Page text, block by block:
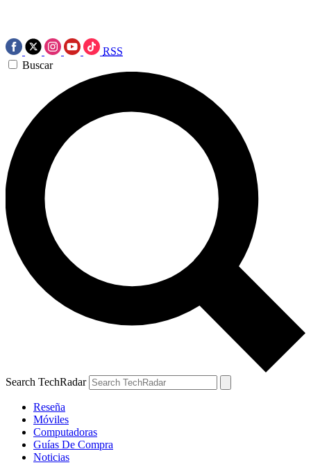
RSS
Buscar
Search TechRadar
Reseña
Móviles
Computadoras
Guías De Compra
Noticias